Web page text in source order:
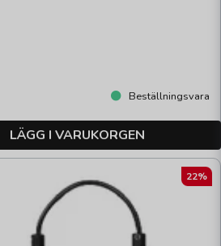
Beställningsvara
LÄGG I VARUKORGEN
22%